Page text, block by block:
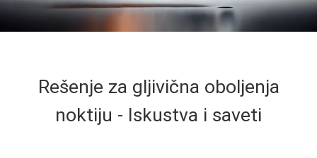
Rešenje za gljivična oboljenja
noktiju - Iskustva i saveti